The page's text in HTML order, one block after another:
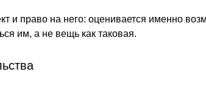
и право на него: оценивается именно
им, а не вещь как таковая.